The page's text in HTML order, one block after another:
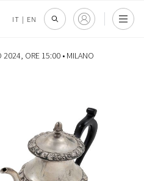
IT | EN
2024, ORE 15:00 • MILANO